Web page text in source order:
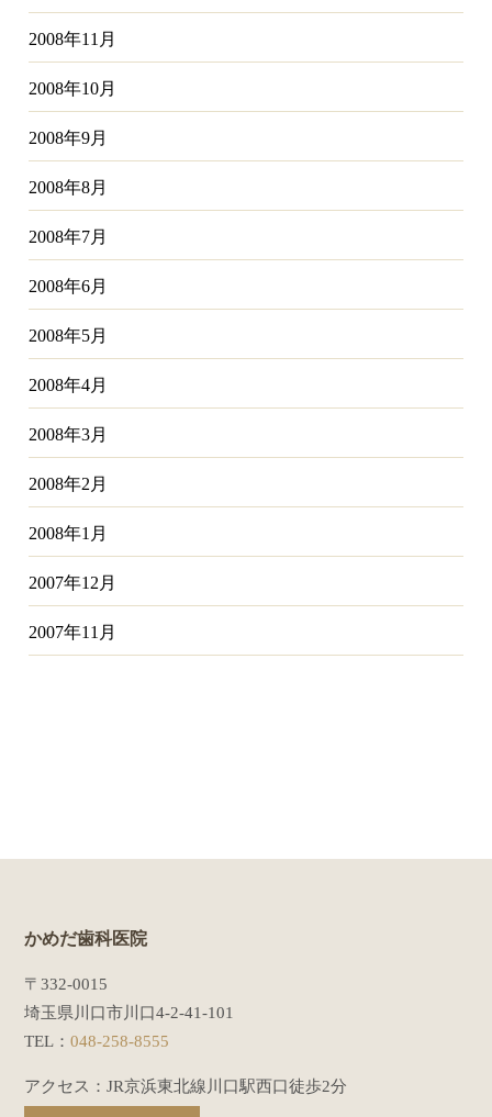
2008年11月
2008年10月
2008年9月
2008年8月
2008年7月
2008年6月
2008年5月
2008年4月
2008年3月
2008年2月
2008年1月
2007年12月
2007年11月
かめだ歯科医院
〒332-0015
埼玉県川口市川口4-2-41-101
TEL：048-258-8555
アクセス：JR京浜東北線川口駅西口徒歩2分